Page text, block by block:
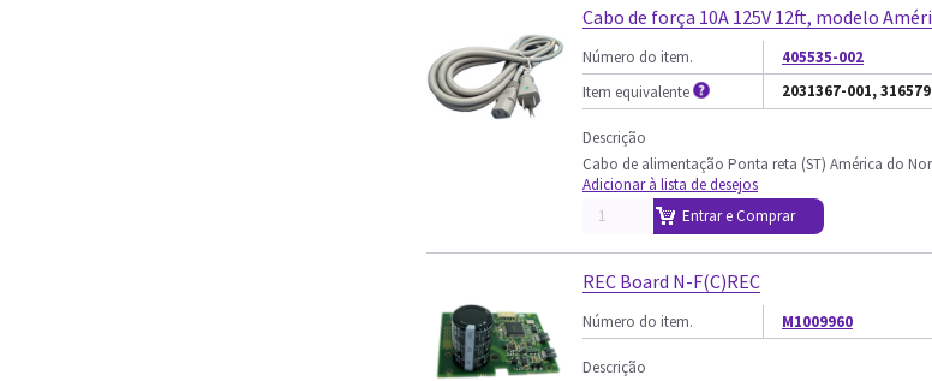
Cabo de força 10A 125V 12ft, modelo
Número do item.
405535-002
Item equivalente
2031367-001,
Descrição
Cabo de alimentação Ponta reta (ST) América do
Adicionar à lista de desejos
Entrar e Comprar
REC Board N-F(C)REC
Número do item. M1009960
Descrição